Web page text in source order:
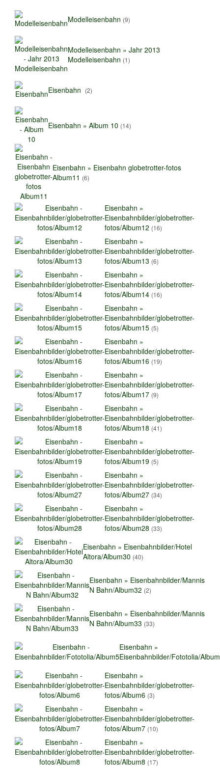
Modelleisenbahn (9)
Modelleisenbahn » Jahr 2013
Modelleisenbahn (1)
Eisenbahn (2)
Eisenbahn » Album 10 (14)
Eisenbahn » Eisenbahn globetrotter-fotos
Album11 (6)
Eisenbahn »
Eisenbahnbilder/globetrotter-
fotos/Album12 (16)
Eisenbahn »
Eisenbahnbilder/globetrotter-
fotos/Album13 (6)
Eisenbahn »
Eisenbahnbilder/globetrotter-
fotos/Album14 (16)
Eisenbahn »
Eisenbahnbilder/globetrotter-
fotos/Album15 (5)
Eisenbahn »
Eisenbahnbilder/globetrotter-
fotos/Album16 (19)
Eisenbahn »
Eisenbahnbilder/globetrotter-
fotos/Album17 (9)
Eisenbahn »
Eisenbahnbilder/globetrotter-
fotos/Album18 (41)
Eisenbahn »
Eisenbahnbilder/globetrotter-
fotos/Album19 (5)
Eisenbahn »
Eisenbahnbilder/globetrotter-
fotos/Album27 (34)
Eisenbahn »
Eisenbahnbilder/globetrotter-
fotos/Album28 (33)
Eisenbahn » Eisenbahnbilder/Hotel
Altora/Album30 (40)
Eisenbahn » Eisenbahnbilder/Mannis
N Bahn/Album32 (2)
Eisenbahn » Eisenbahnbilder/Mannis
N Bahn/Album33 (33)
Eisenbahn »
Eisenbahnbilder/Fototolia/
Eisenbahn »
Eisenbahnbilder/globetrotter-
fotos/Album6 (3)
Eisenbahn »
Eisenbahnbilder/globetrotter-
fotos/Album7 (10)
Eisenbahn »
Eisenbahnbilder/globetrotter-
fotos/Album8 (17)